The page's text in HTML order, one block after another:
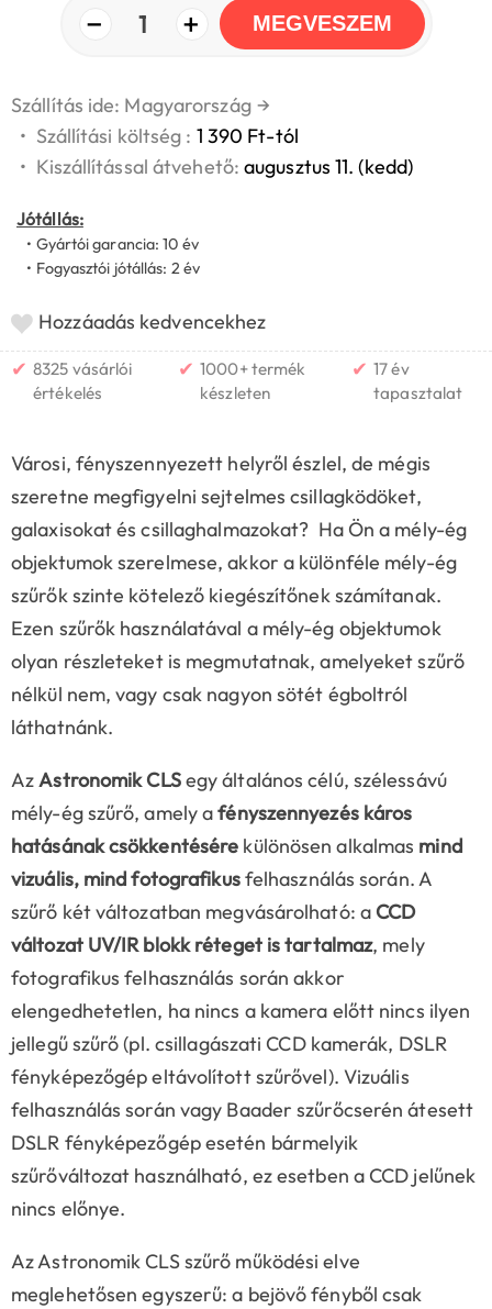
− 1 + MEGVESZEM
Szállítás ide: Magyarország →
• Szállítási költség : 1 390 Ft-tól
• Kiszállítással átvehető:augusztus 11. (kedd)
Jótállás:
• Gyártói garancia: 10 év
• Fogyasztói jótállás: 2 év
Hozzáadás kedvencekhez
✔ 8325 vásárlói
értékelés
✔ 1000+ termék
készleten
✔ 17 év
tapasztalat
Városi, fényszennyezett helyről észlel, de mégis
szeretne megfigyelni sejtelmes csillagködöket,
galaxisokat és csillaghalmazokat? Ha Ön a mély-ég
objektumok szerelmese, akkor a különféle mély-ég
szűrők szinte kötelező kiegészítőnek számítanak.
Ezen szűrők használatával a mély-ég objektumok
olyan részleteket is megmutatnak, amelyeket szűrő
nélkül nem, vagy csak nagyon sötét égboltról
láthatnánk.
AzAstronomik CLSegy általános célú, szélessávú
mély-ég szűrő, amely afényszennyezés káros
hatásának csökkentésére különösen alkalmas mind
vizuális, mind fotografikusfelhasználás során. A
szűrő két változatban megvásárolható: aCCD
változat UV/IR blokk réteget is tartalmaz, mely
fotografikus felhasználás során akkor
elengedhetetlen, ha nincs a kamera előtt nincs ilyen
jellegű szűrő (pl. csillagászati CCD kamerák, DSLR
fényképezőgép eltávolított szűrővel). Vizuális
felhasználás során vagy Baader szűrőcserén átesett
DSLR fényképezőgép esetén bármelyik
szűrőváltozat használható, ez esetben a CCD jelűnek
nincs előnye.
Az Astronomik CLS szűrő működési elve
meglehetősen egyszerű: a bejövő fényből csak